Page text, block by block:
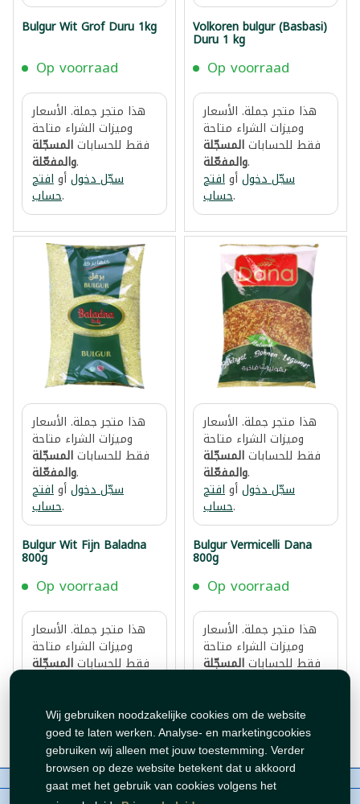
Wij gebruiken noodzakelijke cookies om de website
goed te laten werken. Analyse- en marketingcookies
gebruiken wij alleen met jouw toestemming. Verder
browsen op deze website betekent dat u akkoord
gaat met het gebruik van cookies volgens het
Bulgur Wit Grof Duru 1kg
Op voorraad
هذا متجر جملة. الأسعار
وميزات الشراء متاحة
فقط للحساباتالمسجّلة
والمفعّلة.
سجّل دخولأوافتح
حساب.
Volkoren bulgur (Basbasi)
Duru 1 kg
Op voorraad
هذا متجر جملة. الأسعار
وميزات الشراء متاحة
فقط للحساباتالمسجّلة
والمفعّلة.
سجّل دخولأوافتح
حساب.
هذا متجر جملة. الأسعار
وميزات الشراء متاحة
فقط للحساباتالمسجّلة
والمفعّلة.
سجّل دخولأوافتح
حساب.
Bulgur Wit Fijn Baladna
800g
Op voorraad
هذا متجر جملة. الأسعار
وميزات الشراء متاحة
فقط للحساباتالمسجّلة
حساب
هذا متجر جملة. الأسعار
وميزات الشراء متاحة
فقط للحساباتالمسجّلة
والمفعّلة.
سجّل دخولأوافتح
حساب.
Bulgur Vermicelli Dana
800g
Op voorraad
هذا متجر جملة. الأسعار
وميزات الشراء متاحة
فقط للحساباتالمسجّلة
حساب.
Contact Beleid